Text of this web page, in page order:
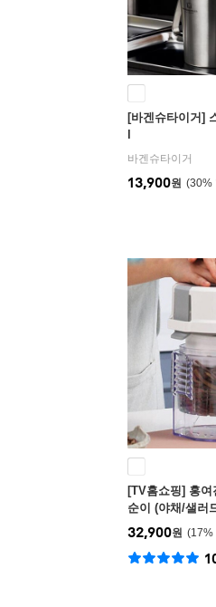
[바겐슈타이거]
바겐슈타이거
30%
13,900원
[TV홈쇼핑] 홍
순이 (야채/샐러
17%
32,900원